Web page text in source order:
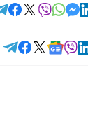
отправить в
поделиться
Читайте в
Читайте в